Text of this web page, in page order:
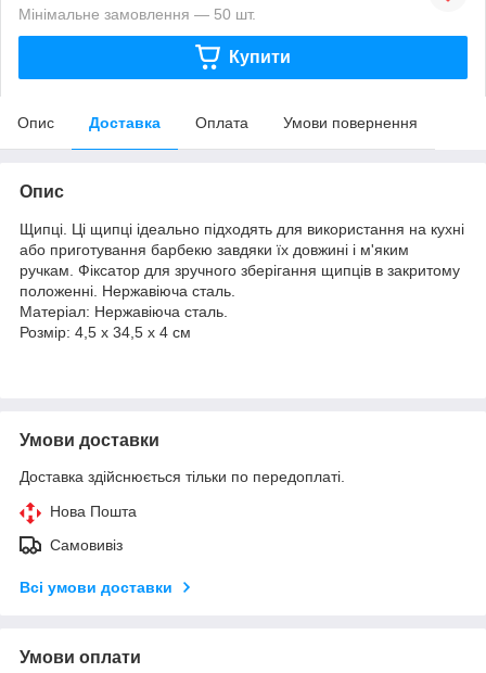
Мінімальне замовлення — 50 шт.
Купити
Опис Доставка Оплата Умови повернення
Опис
Щипці. Ці щипці ідеально підходять для використання на кухні
або приготування барбекю завдяки їх довжині і м'яким
ручкам. Фіксатор для зручного зберігання щипців в закритому
положенні. Нержавіюча сталь.
Матеріал: Нержавіюча сталь.
Розмір: 4,5 x 34,5 x 4 см
Умови доставки
Доставка здійснюється тільки по передоплаті.
Нова Пошта
Самовивіз
Всі умови доставки
Умови оплати